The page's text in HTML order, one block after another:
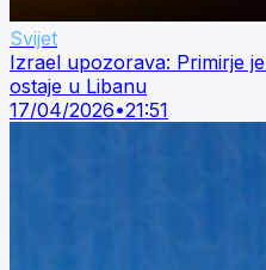
Svijet
Izrael upozorava: Primirje
ostaje u Libanu
17/04/2026•21:51